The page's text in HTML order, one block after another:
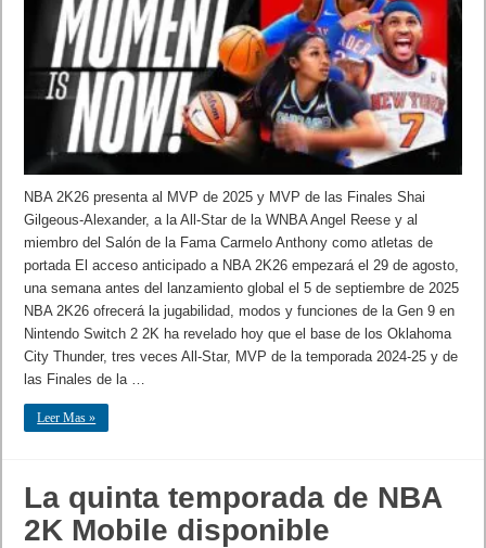
NBA 2K26 presenta al MVP de 2025 y MVP de las Finales Shai
Gilgeous-Alexander, a la All-Star de la WNBA Angel Reese y al
miembro del Salón de la Fama Carmelo Anthony como atletas de
portada El acceso anticipado a NBA 2K26 empezará el 29 de agosto,
una semana antes del lanzamiento global el 5 de septiembre de 2025
NBA 2K26 ofrecerá la jugabilidad, modos y funciones de la Gen 9 en
Nintendo Switch 2 2K ha revelado hoy que el base de los Oklahoma
City Thunder, tres veces All-Star, MVP de la temporada 2024-25 y de
las Finales de la …
Leer Mas »
La quinta temporada de NBA
2K Mobile disponible